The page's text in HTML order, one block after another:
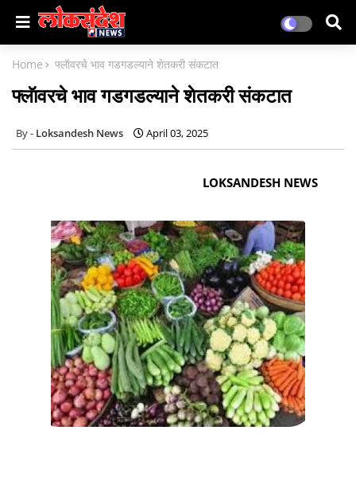
Home फ्लॅावरचे भाव गडगडल्याने शेतकरी संकटात
फ्लॅावरचे भाव गडगडल्याने शेतकरी संकटात
Loksandesh News April 03, 2025
LOKSANDESH NEWS